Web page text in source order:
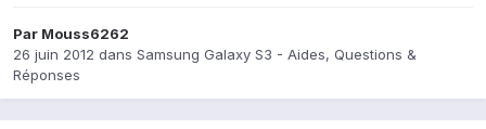
Par Mouss6262
26 juin 2012 dans Samsung Galaxy S3 - Aides, Questions &
Réponses